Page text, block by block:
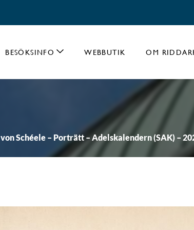
BESÖKSINFO WEBBUTIK OM
von Schéele – Porträtt – Adelskalendern (SAK) –